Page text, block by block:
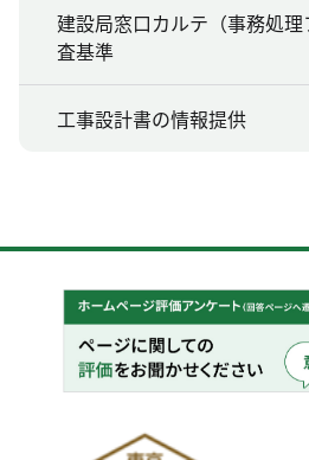
建設局窓口カルテ（事務処
査基準
工事設計書の情報提供